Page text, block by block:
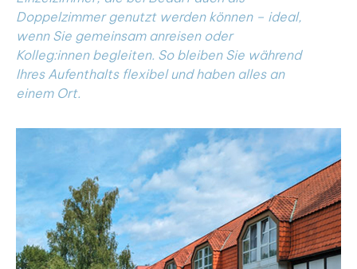
Doppelzimmer genutzt werden können – ideal,
wenn Sie gemeinsam anreisen oder
Kolleg:innen begleiten. So bleiben Sie während
Ihres Aufenthalts flexibel und haben alles an
einem Ort.